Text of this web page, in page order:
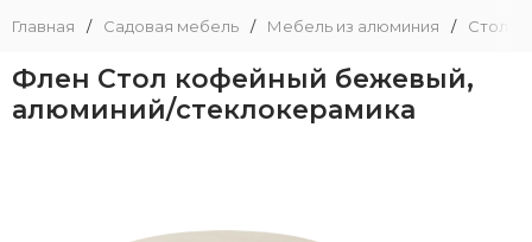
Главная / Садовая мебель / Мебель из алюминия / Столы
Флен Стол кофейный бежевый,
алюминий/стеклокерамика